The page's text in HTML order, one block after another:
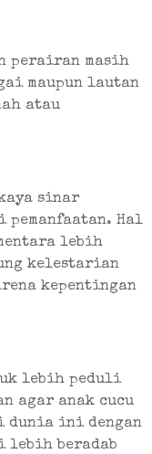
perairan masih
maupun lautan
atau
sinar
pemanfaatan. Hal
lebih
kelestarian
kepentingan
lebih peduli
agar anak cucu
dunia ini dengan
lebih beradab